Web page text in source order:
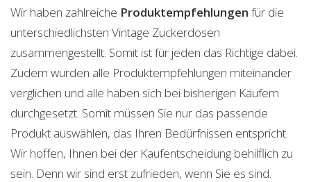
Wir haben zahlreiche Produktempfehlungen für die
unterschiedlichsten Vintage Zuckerdosen
zusammengestellt. Somit ist für jeden das Richtige dabei.
Zudem wurden alle Produktempfehlungen miteinander
verglichen und alle haben sich bei bisherigen Käufern
durchgesetzt. Somit müssen Sie nur das passende
Produkt auswählen, das Ihren Bedürfnissen entspricht.
Wir hoffen, Ihnen bei der Kaufentscheidung behilflich zu
sein. Denn wir sind erst zufrieden, wenn Sie es sind.